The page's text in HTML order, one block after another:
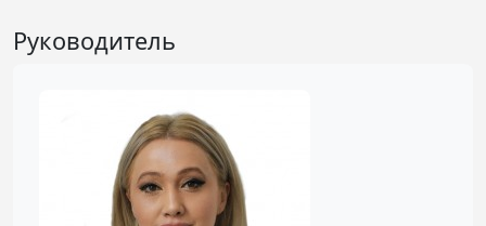
Руководитель